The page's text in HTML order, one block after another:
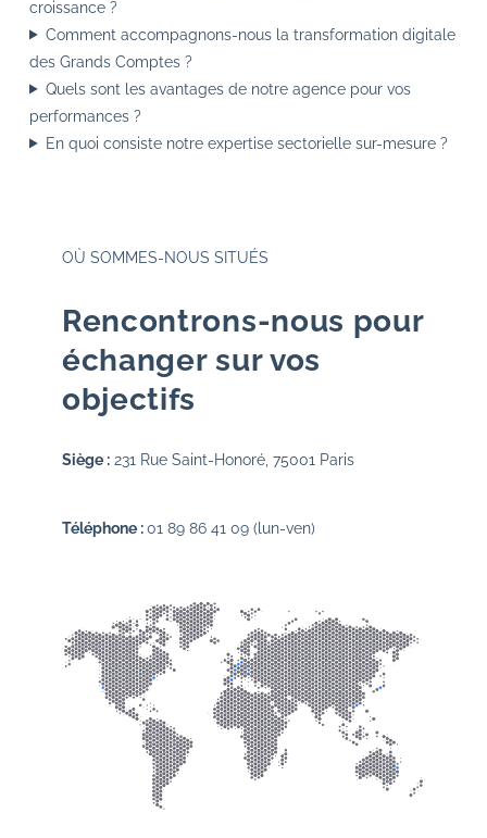
croissance ?
Comment accompagnons-nous la transformation digitale
des Grands Comptes ?
Quels sont les avantages de notre agence pour vos
performances ?
En quoi consiste notre expertise sectorielle sur-mesure ?
OÙ SOMMES-NOUS SITUÉS
Rencontrons-nous pour
échanger sur vos
objectifs
Siège :231 Rue Saint-Honoré, 75001 Paris
Téléphone :01 89 86 41 09(lun-ven)